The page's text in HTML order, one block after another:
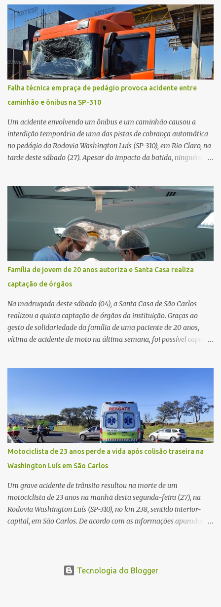
município, mas também de diversas cidades do entorno,
ampliando significativamente a responsabilidade da gestão sobre
o Sistema Único de Saúde (SUS). Nos últimos anos, o Governo
Federal tem ampliado investimentos destinados ao fortalecimento
da atenção básica, da infraestrutura hospitalar e da
regionalização dos serviços de saúde. Entretanto, em um cenário
de demandas crescentes e recursos necessariamente limitados, a
principal missão da gestão pública não é apenas investir mais,
mas decidir melhor onde investir para produzir o maior benefício
possível à população. Essa reflexão encontra respaldo tanto na
teoria da admini...
Falha técnica em praça de pedágio provoca acidente entre
caminhão e ônibus na SP-310
Um acidente envolvendo um ônibus e um caminhão causou a
interdição temporária de uma das pistas de cobrança automática
no pedágio da Rodovia Washington Luís (SP-310), em Rio Claro, na
tarde deste sábado (27). Apesar do impacto da batida, ninguém
Controle Operacional (CCO) da concessionária Eixo SP, o acidente
aconteceu devido a uma falha técnica na praça de cobrança.
Dinâmica do acidente De acordo com o relato do motorista do
ônibus (modelo M. Benz/Busscar), ao entrar na pista de cobrança
automática (AVI 20), a cancela eletrônica não realizou a abertura
automática, o que o obrigou a frear o veículo. Um caminhão
Scania P 360, que trafegava logo atrás, não conseguiu parar a
tempo e colidiu contra a traseira do ônibus. Apesar da interdição
parcial da praça de pedágio, a concessionária informou que não
houve registro de congestionamento significativo no trecho, ...
Família de jovem de 20 anos autoriza e Santa Casa realiza
captação de órgãos
Na madrugada deste sábado (04), a Santa Casa de São Carlos
realizou a quinta captação de órgãos da instituição. Graças ao
gesto de solidariedade da família de uma paciente de 20 anos,
vítima de acidente de moto na última semana, foi possível captar o
em uma aeronave da Força Aérea Brasileira (FAB), garantindo
agilidade no transporte e na realização do procedimento. Após a
retirada do órgão, a Guarda Civil Municipal (GCM), por meio da
Prefeitura de São Carlos, realizou o transporte do coração até o
aeroporto, de onde a aeronave da FAB seguiu com o órgão para
dar continuidade ao processo de transplante. A captação foi
coordenada pela Comissão Intra-Hospitalar de Doação de Órgãos
e Tecidos para Transplantes (CIHDOTT) da Santa Ca...
Motociclista de 23 anos perde a vida após colisão traseira na
Washington Luís em São Carlos
Um grave acidente de trânsito resultou na morte de um
motociclista de 23 anos na manhã desta segunda-feira (27), na
Rodovia Washington Luís (SP-310), no km 238, sentido interior-
capital, em São Carlos. De acordo com as informações apuradas no
realizadas na rodovia, momento em que ocorreu o impacto. Com
Tecnologia do Blogger